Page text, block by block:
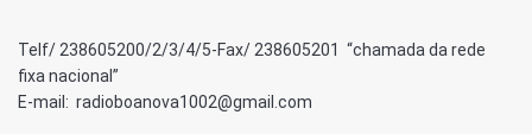
Telf/ 238605200/2/3/4/5-Fax/ 238605201 “chamada da rede
fixa nacional”
E-mail: radioboanova1002@gmail.com